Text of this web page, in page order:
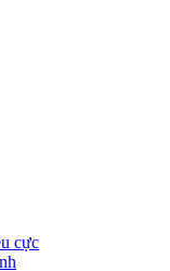
cực